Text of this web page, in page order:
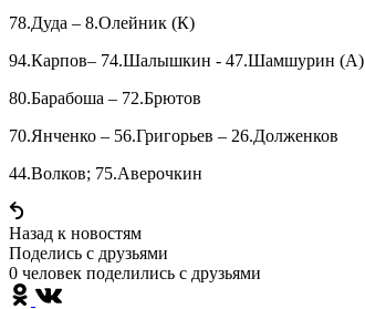
78.Дуда – 8.Олейник (К)
94.Карпов– 74.Шалышкин - 47.Шамшурин (А)
80.Барабоша – 72.Брютов
70.Янченко – 56.Григорьев – 26.Долженков
44.Волков; 75.Аверочкин
Назад к новостям
Поделись c друзьями
0 человек поделились c друзьями